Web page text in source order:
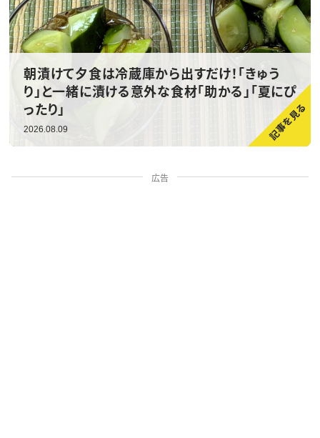
朝漬けて夕食は冷蔵庫から出すだけ！「きゅう
り」と一緒に漬ける意外な食材「助かる」「夏にぴ
ったり」
2026.08.09
広告